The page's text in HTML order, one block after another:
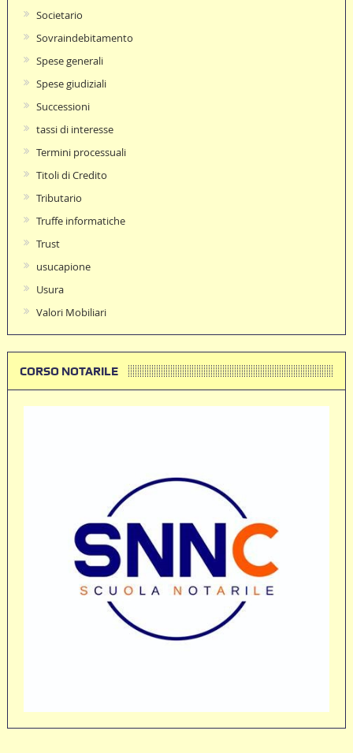
Societario
Sovraindebitamento
Spese generali
Spese giudiziali
Successioni
tassi di interesse
Termini processuali
Titoli di Credito
Tributario
Truffe informatiche
Trust
usucapione
Usura
Valori Mobiliari
CORSO NOTARILE